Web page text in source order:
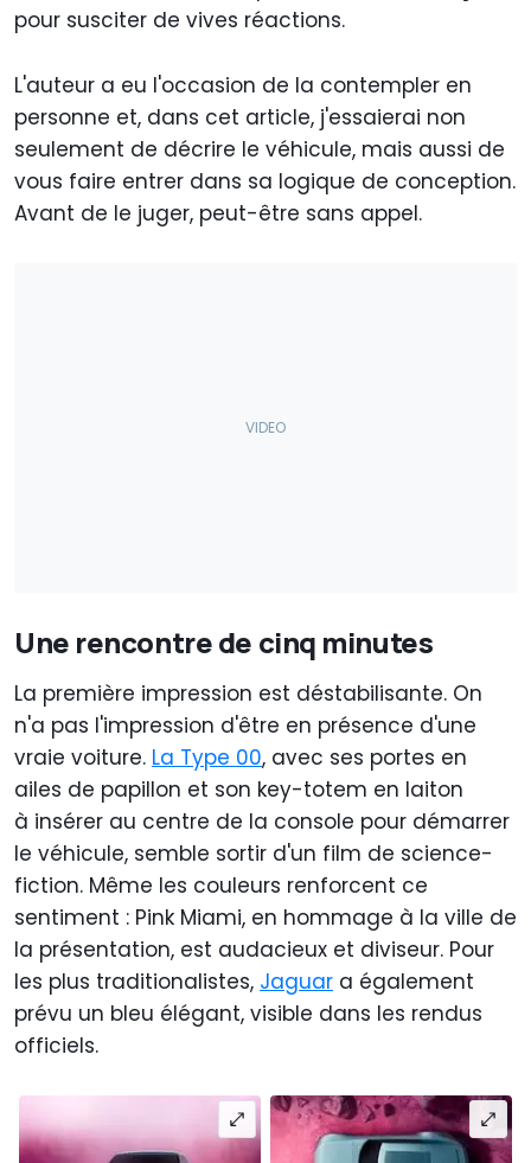
pour susciter de vives réactions.
L'auteur a eu l'occasion de la contempler en
personne et, dans cet article, j'essaierai non
seulement de décrire le véhicule, mais aussi de
vous faire entrer dans sa logique de conception.
Avant de le juger, peut-être sans appel.
Une rencontre de cinq minutes
La première impression est déstabilisante. On
n'a pas l'impression d'être en présence d'une
vraie voiture. La Type 00, avec ses portes en
ailes de papillon et son key-totem en laiton
à insérer au centre de la console pour démarrer
le véhicule, semble sortir d'un film de science-
fiction. Même les couleurs renforcent ce
sentiment : Pink Miami, en hommage à la ville de
la présentation, est audacieux et diviseur. Pour
les plus traditionalistes, Jaguar a également
prévu un bleu élégant, visible dans les rendus
officiels.